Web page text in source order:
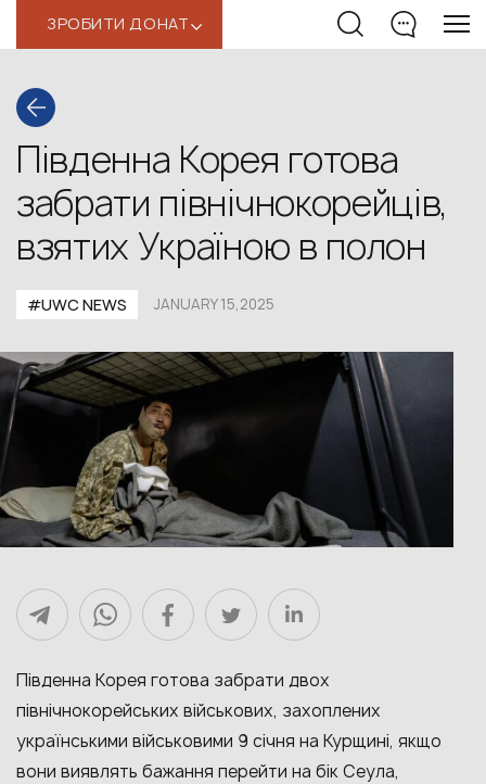
ЗРОБИТИ ДОНАТ‹
Південна Корея готова
забрати північнокорейців,
взятих Україною в полон
#UWС NEWS JANUARY 15,2025
Південна Корея готова забрати двох
північнокорейських військових, захоплених
українськими військовими 9 січня на Курщині, якщо
вони виявлять бажання перейти на бік Сеула,